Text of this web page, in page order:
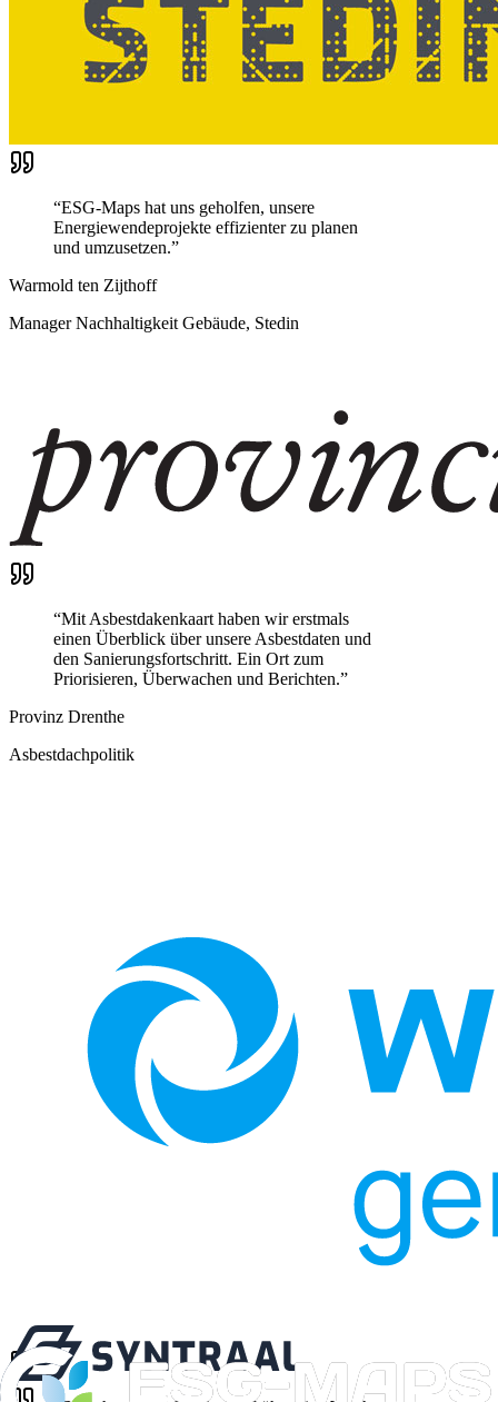
“ESG-Maps hat uns geholfen, unsere
Energiewendeprojekte effizienter zu planen
und umzusetzen.”
Warmold ten Zijthoff
Manager Nachhaltigkeit Gebäude, Stedin
“Mit Asbestdakenkaart haben wir erstmals
einen Überblick über unsere Asbestdaten und
den Sanierungsfortschritt. Ein Ort zum
Priorisieren, Überwachen und Berichten.”
Provinz Drenthe
Asbestdachpolitik